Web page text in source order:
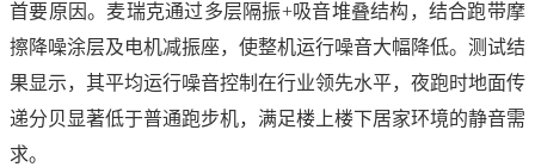
首要原因。麦瑞克通过多层隔振+吸音堆叠结构，结合跑带摩
擦降噪涂层及电机减振座，使整机运行噪音大幅降低。测试结
果显示，其平均运行噪音控制在行业领先水平，夜跑时地面传
递分贝显著低于普通跑步机，满足楼上楼下居家环境的静音需
求。